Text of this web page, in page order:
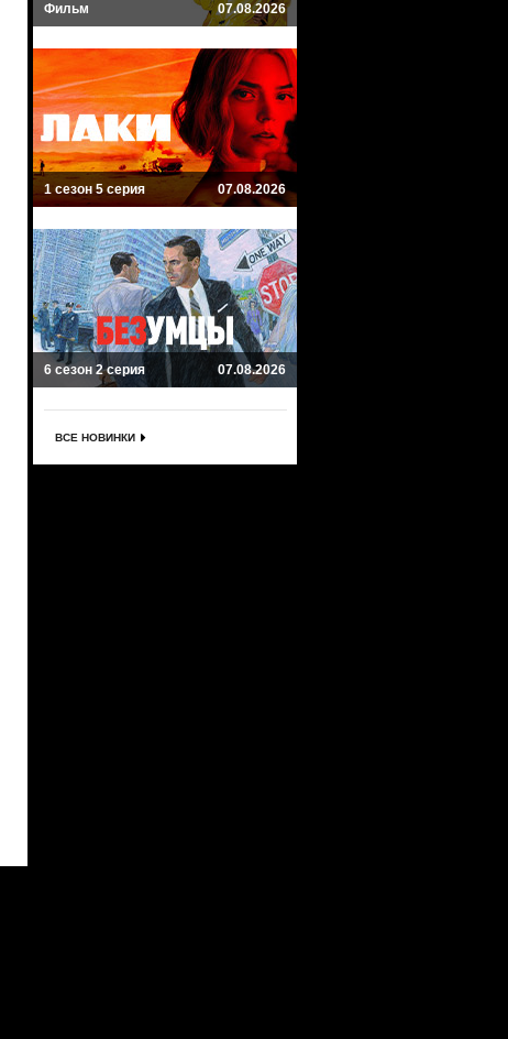
Фильм 07.08.2026
1 сезон 5 серия 07.08.2026
6 сезон 2 серия 07.08.2026
ВСЕ НОВИНКИ